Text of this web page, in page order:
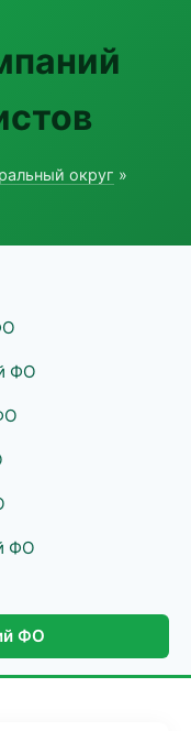
округ »
ФО
ФО
ФО